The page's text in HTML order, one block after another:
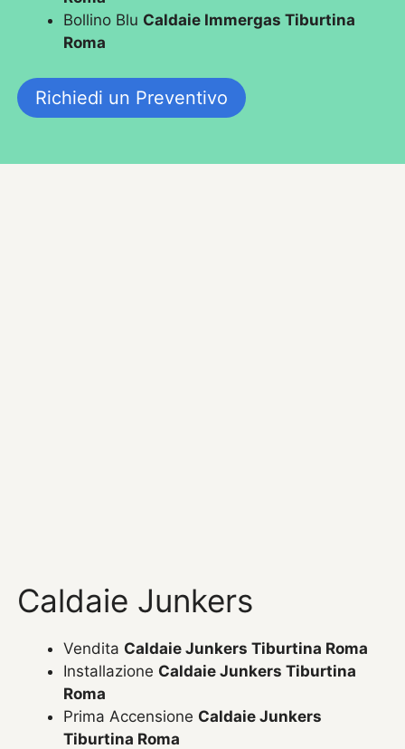
Bollino Blu Caldaie Immergas Tiburtina
Roma
Richiedi un Preventivo
Caldaie Junkers
Vendita Caldaie Junkers Tiburtina Roma
Installazione Caldaie Junkers Tiburtina
Roma
Prima Accensione Caldaie Junkers
Tiburtina Roma